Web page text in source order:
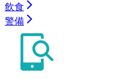
飲食
警備